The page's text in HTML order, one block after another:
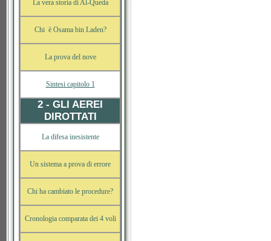
La vera storia di Al-Queda
Chi è Osama bin Laden?
La prova del nove
Sintesi capitolo 1
2 - GLI AEREI
DIROTTATI
La difesa inesistente
Un sistema a prova di errore
Chi ha cambiato le procedure?
Cronologia comparata dei 4 voli